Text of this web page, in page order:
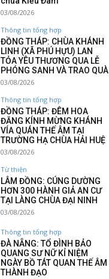
03/08/2026
Thông tin tổng hợp
ĐỒNG THÁP: CHÙA KHÁNH
LINH (XÃ PHÚ HỰU) LAN
TỎA YÊU THƯƠNG QUA LỄ
PHÓNG SANH VÀ TRAO QUÀ
03/08/2026
Thông tin tổng hợp
ĐỒNG THÁP: ĐÊM HOA
ĐĂNG KÍNH MỪNG KHÁNH
VÍA QUÁN THẾ ÂM TẠI
TRƯỜNG HẠ CHÙA HẢI HUỆ
03/08/2026
Từ thiện
LÂM ĐỒNG: CÚNG DƯỜNG
HƠN 300 HÀNH GIẢ AN CƯ
TẠI LÀNG CHÙA ĐẠI NINH
03/08/2026
Thông tin tổng hợp
ĐÀ NẴNG: TỔ ĐÌNH BẢO
QUANG SƯ NỮ KỈ NIỆM
NGÀY BỒ TÁT QUAN THẾ ÂM
THÀNH ĐẠO